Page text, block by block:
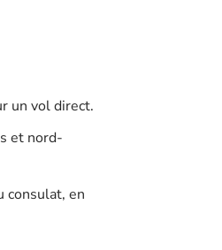
un vol direct.
et nord-
consulat, en